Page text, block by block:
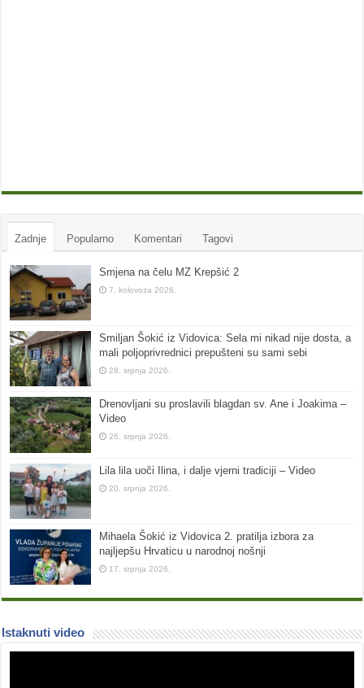
Zadnje Popularno Komentari Tagovi
Smjena na čelu MZ Krepšić 2
7. kolovoza 2026.
Smiljan Šokić iz Vidovica: Sela mi nikad nije dosta, a
mali poljoprivrednici prepušteni su sami sebi
28. srpnja 2026.
Drenovljani su proslavili blagdan sv. Ane i Joakima –
Video
26. srpnja 2026.
Lila lila uoči Ilina, i dalje vjerni tradiciji – Video
20. srpnja 2026.
Mihaela Šokić iz Vidovica 2. pratilja izbora za
najljepšu Hrvaticu u narodnoj nošnji
17. srpnja 2026.
Istaknuti video